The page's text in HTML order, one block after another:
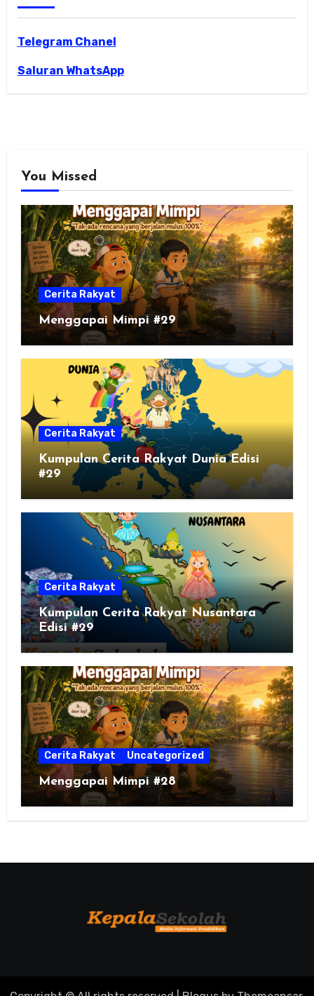
Telegram Chanel
Saluran WhatsApp
You Missed
Cerita Rakyat
Menggapai Mimpi #29
Cerita Rakyat
Kumpulan Cerita Rakyat Dunia Edisi
#29
Cerita Rakyat
Kumpulan Cerita Rakyat Nusantara
Edisi #29
Cerita Rakyat Uncategorized
Menggapai Mimpi #28